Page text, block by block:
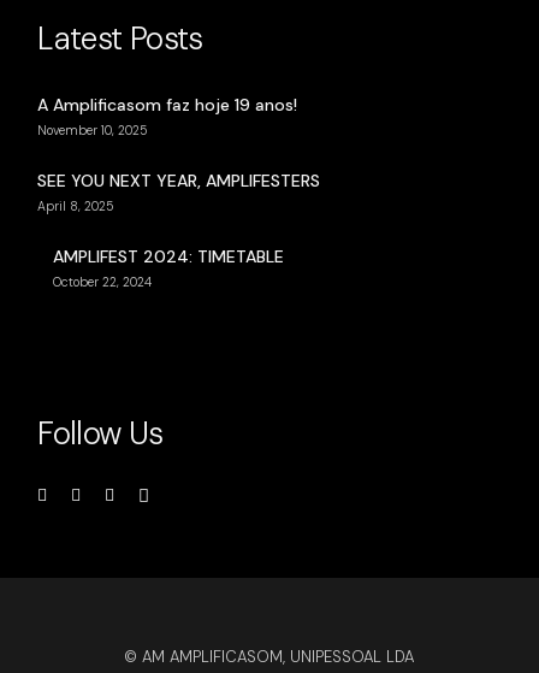
Latest Posts
A Amplificasom faz hoje 19 anos!
November 10, 2025
SEE YOU NEXT YEAR, AMPLIFESTERS
April 8, 2025
AMPLIFEST 2024: TIMETABLE
October 22, 2024
Follow Us
© AM AMPLIFICASOM, UNIPESSOAL LDA